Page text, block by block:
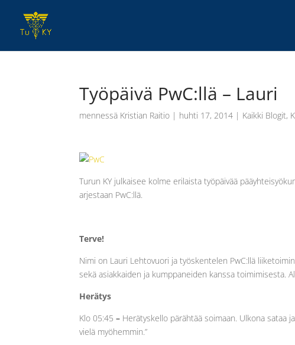
Työpäivä PwC:llä – Lauri
mennessä Kristian Raitio | huhti 17, 2014 | Kaikki Blogit,
Turun KY julkaisee kolme erilaista työpäivää
arjestaan PwC:llä.
Terve!
Nimi on Lauri Lehtovuori ja työskentelen PwC:llä
sekä asiakkaiden ja kumppaneiden kanssa toimimisesta.
Herätys
Klo 05:45 – Herätyskello pärähtää soimaan. Ulkona sataa
vielä myöhemmin.”